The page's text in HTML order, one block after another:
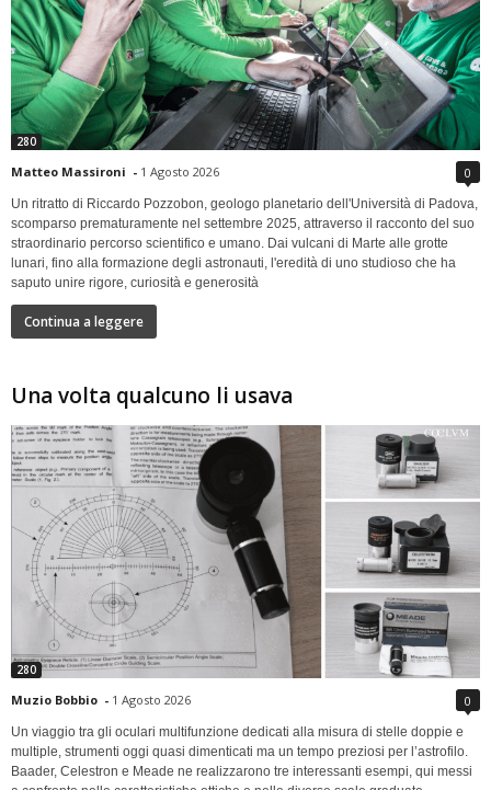
280
Matteo Massironi - 1 Agosto 2026 0
Un ritratto di Riccardo Pozzobon, geologo planetario dell'Università di Padova,
scomparso prematuramente nel settembre 2025, attraverso il racconto del suo
straordinario percorso scientifico e umano. Dai vulcani di Marte alle grotte
lunari, fino alla formazione degli astronauti, l'eredità di uno studioso che ha
saputo unire rigore, curiosità e generosità
Continua a leggere
Una volta qualcuno li usava
280
Muzio Bobbio - 1 Agosto 2026 0
Un viaggio tra gli oculari multifunzione dedicati alla misura di stelle doppie e
multiple, strumenti oggi quasi dimenticati ma un tempo preziosi per l’astrofilo.
Baader, Celestron e Meade ne realizzarono tre interessanti esempi, qui messi